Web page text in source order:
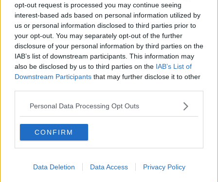
opt-out request is processed you may continue seeing
interest-based ads based on personal information utilized by
us or personal information disclosed to third parties prior to
your opt-out. You may separately opt-out of the further
disclosure of your personal information by third parties on the
IAB’s list of downstream participants. This information may
also be disclosed by us to third parties on the IAB’s List of
Downstream Participants that may further disclose it to other
Personal Data Processing Opt Outs
CONFIRM
Data Deletion Data Access Privacy Policy
Se vuoi leggere le notizie principali della Toscana iscriviti alla
Newsletter QUInews - ToscanaMedia. Arriva gratis tutti i giorni
alle 20:00 direttamente nella tua casella di posta.
Basta cliccareQUI
Articoli dal Blog “Disincantato” di Adolfo Santoro
​Linee guida per organizzare il civismo della complessità
​Il ripristino della natura secondo la legge e l’impegno dei
Cittadini
Tutti morimmo a stento (3)